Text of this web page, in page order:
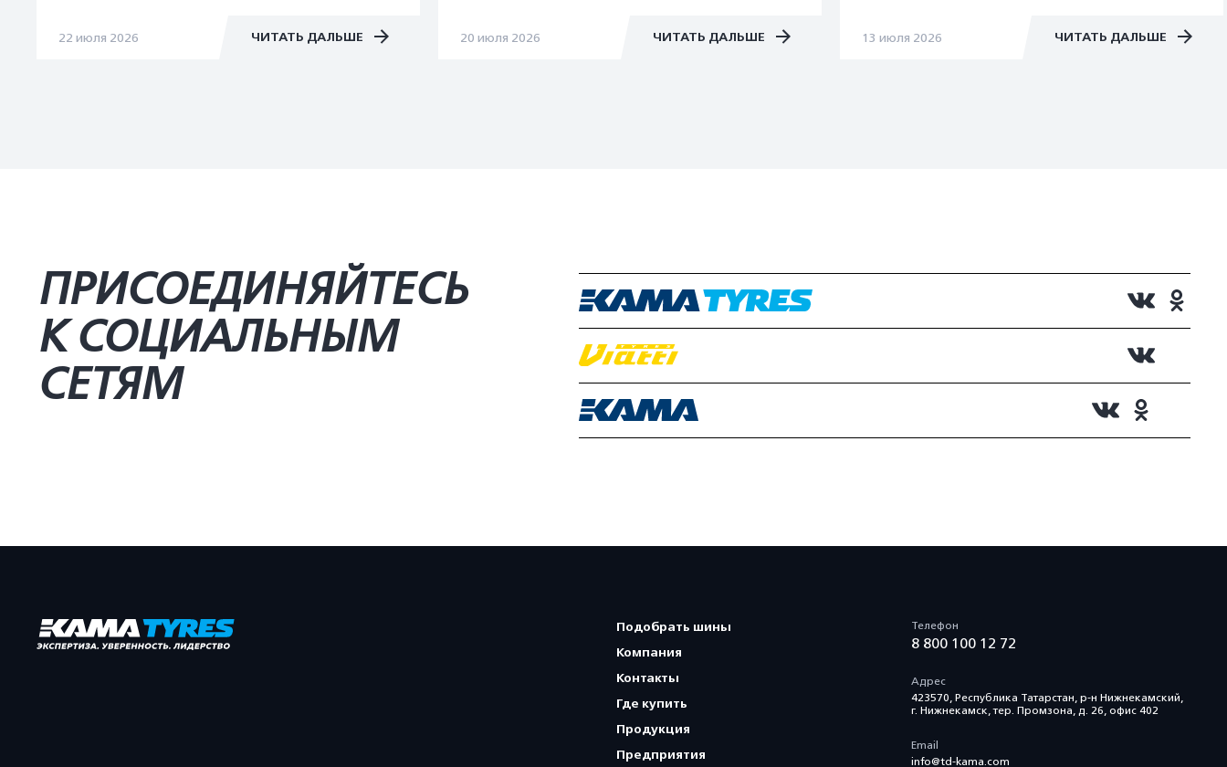
22 июля 2026 ЧИТАТЬ ДАЛЬШЕ 20 июля 2026 ЧИТАТЬ ДАЛЬШЕ 13 июля 2026 ЧИТАТЬ ДАЛЬШЕ
ПРИСОЕДИНЯЙТЕСЬ
К СОЦИАЛЬНЫМ
СЕТЯМ
Подобрать шины
Компания
Контакты
Где купить
Продукция
Предприятия
Телефон
8 800 100 12 72
Адрес
423570, Республика Татарстан, р-н Нижнекамский,
г. Нижнекамск, тер. Промзона, д. 26, офис 402
Email
info@td-kama.com